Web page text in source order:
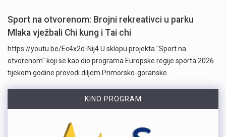
Sport na otvorenom: Brojni rekreativci u parku
Mlaka vježbali Chi kung i Tai chi
https://youtu.be/Ec4x2d-Nij4 U sklopu projekta "Sport na
otvorenom" koji se kao dio programa Europske regije sporta 2026
tijekom godine provodi diljem Primorsko-goranske…
KINO PROGRAM